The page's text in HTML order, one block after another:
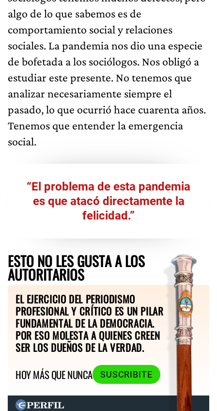
algo de lo que sabemos es de
comportamiento social y relaciones
sociales. La pandemia nos dio una especie
de bofetada a los sociólogos. Nos obligó a
estudiar este presente. No tenemos que
analizar necesariamente siempre el
pasado, lo que ocurrió hace cuarenta años.
Tenemos que entender la emergencia
social.
“El problema de esta pandemia
es que atacó directamente la
felicidad.”
ESTO NO LES GUSTA A LOS
AUTORITARIOS
EL EJERCICIO DEL PERIODISMO
PROFESIONAL Y CRÍTICO ES UN PILAR
FUNDAMENTAL DE LA DEMOCRACIA.
POR ESO MOLESTA A QUIENES CREEN
SER LOS DUEÑOS DE LA VERDAD.
HOY MÁS QUE NUNCA
SUSCRIBITE